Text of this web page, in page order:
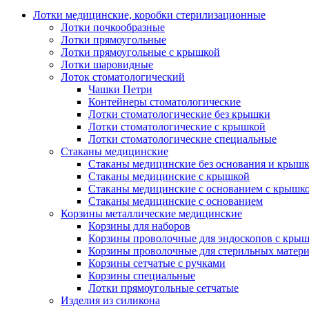
Лотки медицинские, коробки стерилизационные
Лотки почкообразные
Лотки прямоугольные
Лотки прямоугольные с крышкой
Лотки шаровидные
Лоток стоматологический
Чашки Петри
Контейнеры стоматологические
Лотки стоматологические без крышки
Лотки стоматологические с крышкой
Лотки стоматологические специальные
Стаканы медицинские
Стаканы медицинские без основания и
Стаканы медицинские с крышкой
Стаканы медицинские с основанием с
Стаканы медицинские с основанием
Корзины металлические медицинские
Корзины для наборов
Корзины проволочные для эндоскопов с
Корзины проволочные для стерильных
Корзины сетчатые с ручками
Корзины специальные
Лотки прямоугольные сетчатые
Изделия из силикона